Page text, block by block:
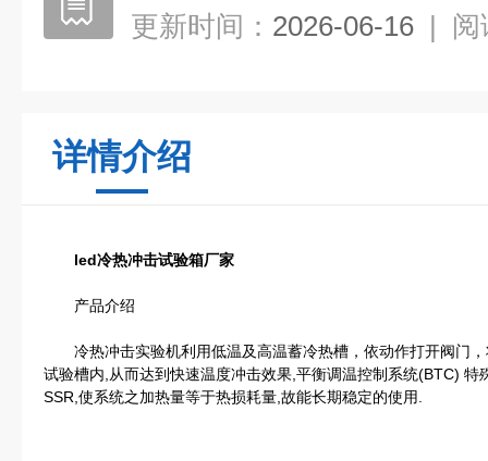
更新时间： 2026-06-16 | 阅
详情介绍
led冷热冲击试验箱厂家
产品介绍
冷热冲击实验机利用低温及高温蓄冷热槽，依动作打开阀门，
试验槽内,从而达到快速温度冲击效果,平衡调温控制系统(BTC) 特
SSR,使系统之加热量等于热损耗量,故能长期稳定的使用.